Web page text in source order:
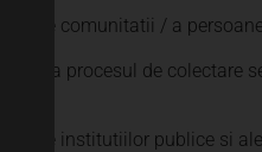
Nevoile comunitatii / a
practica procesul de colectare
Nevoile institutiilor publice si